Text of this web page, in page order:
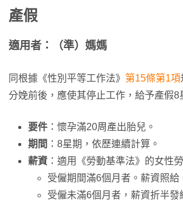
產假
適用者：（準）媽媽
同根據《性別平等工作法》 第15條第1項
分娩前後，應使其停止工作，給予產假8
要件 ：懷孕滿20周產出胎兒。
期間 ：8星期，依歷連續計算。
薪資 ：適用《勞動基準法》的女性
受僱期間滿6個月者。薪資照給
受僱未滿6個月者，薪資折半發